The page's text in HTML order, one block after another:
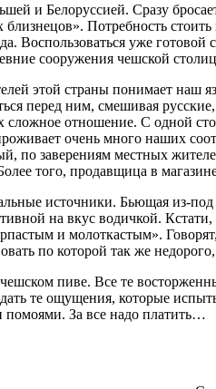
и Белоруссией. Сразу
Потребность
Воспользоваться уже
сооружения чешской
этой страны понимает наш
перед ним, смешивая
сложное отношение. С одной
очень много наших
по заверениям местных
того, продавщица в
источники. Бьющая из-
на вкус водичкой.
и молоткастым».
по которой так же
пиве. Все те
те ощущения, которые
помоями. За все надо платить…